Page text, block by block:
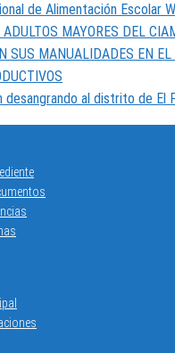
de Alimentación Escolar
ADULTOS MAYORES DEL
SUS MANUALIDADES EN
desangrando al distrito de El